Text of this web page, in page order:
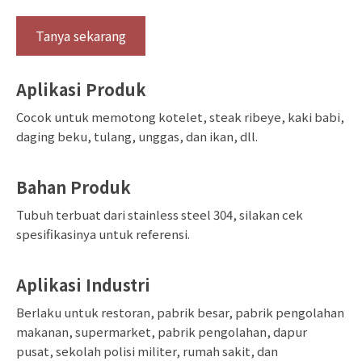
Tanya sekarang
Aplikasi Produk
Cocok untuk memotong kotelet, steak ribeye, kaki babi,
daging beku, tulang, unggas, dan ikan, dll.
Bahan Produk
Tubuh terbuat dari stainless steel 304, silakan cek
spesifikasinya untuk referensi.
Aplikasi Industri
Berlaku untuk restoran, pabrik besar, pabrik pengolahan
makanan, supermarket, pabrik pengolahan, dapur
pusat, sekolah polisi militer, rumah sakit, dan